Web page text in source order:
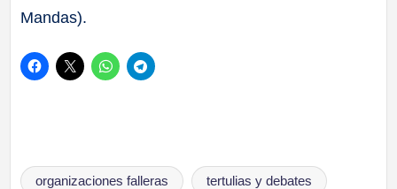
Mandas).
Etiquetas:
organizaciones falleras tertulias y debates